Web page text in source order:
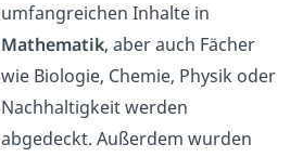
umfangreichen Inhalte in
Mathematik, aber auch Fächer
wie Biologie, Chemie, Physik oder
Nachhaltigkeit werden
abgedeckt. Außerdem wurden